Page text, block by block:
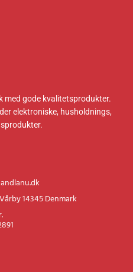
med gode kvalitetsprodukter.
elektroniske, husholdnings,
14345 Denmark